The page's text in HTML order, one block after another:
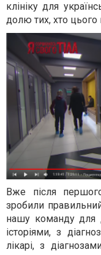
клініку для
долю тих, хто цього
Вже після
зробили
нашу команду для
історіями, з
лікарі, з